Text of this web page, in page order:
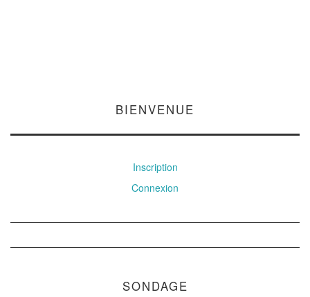
BIENVENUE
Inscription
Connexion
SONDAGE